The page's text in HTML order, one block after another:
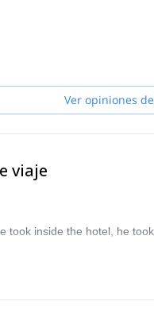
to 8,000-meter
altitude peaks,
the summit — it’s
Ver opiniones
viaje
took inside the hotel, he